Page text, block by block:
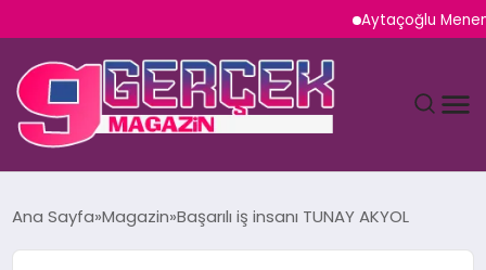
Aytaçoğlu Menemen:
YAŞAM
Ana Sayfa Magazin Başarılı iş insanı TUNAY AKYOL